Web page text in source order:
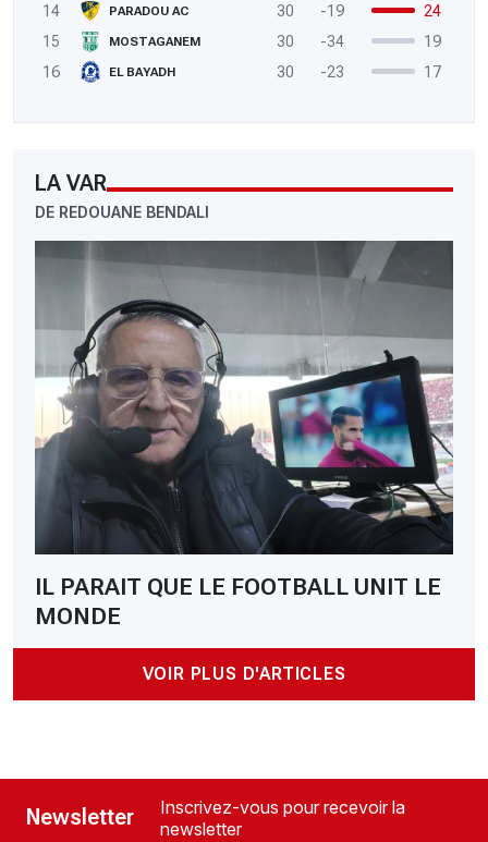
14
PARADOU AC 30 -19
24
15
MOSTAGANEM 30 -34
19
16
EL BAYADH 30 -23 17
LA VAR
DE REDOUANE BENDALI
IL PARAIT QUE LE FOOTBALL UNIT LE
MONDE
VOIR PLUS D'ARTICLES
Newsletter
Inscrivez-vous pour recevoir la
newsletter